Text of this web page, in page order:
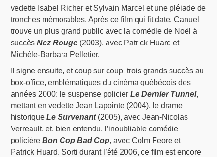
vedette Isabel Richer et Sylvain Marcel et une pléiade de
tronches mémorables. Après ce film qui fit date, Canuel
trouve un plus grand public avec la comédie de Noël à
succèsNez Rouge (2003), avec Patrick Huard et
Michèle-Barbara Pelletier.
Il signe ensuite, et coup sur coup, trois grands succès au
box-office, emblématiques du cinéma québécois des
années 2000: le suspense policierLe Dernier Tunnel,
mettant en vedette Jean Lapointe (2004), le drame
historiqueLe Survenant(2005), avec Jean-Nicolas
Verreault, et, bien entendu, l’inoubliable comédie
policièreBon Cop Bad Cop, avec Colm Feore et
Patrick Huard. Sorti durant l’été 2006, ce film est encore